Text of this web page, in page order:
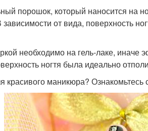
порошок, который наносится на
от вида, поверхность
необходимо на гель-лаке,
ногтя была идеально
красивого маникюра? Ознакомьтесь